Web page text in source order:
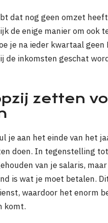
dat nog geen omzet
de enige manier om ook
je na ieder kwartaal
de inkomsten geschat
zetten
je aan het einde van het
doen. In tegenstelling
van je salaris,
is wat je moet betalen.
waardoor het enorm
komt.